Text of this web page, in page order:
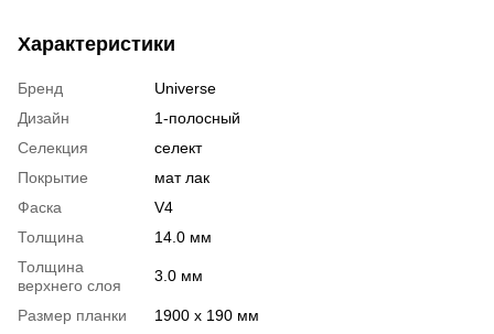
Характеристики
Бренд
Universe
Дизайн
1-полосный
Селекция
селект
Покрытие
мат лак
Фаска
V4
Толщина
14.0 мм
Толщина
верхнего слоя
3.0 мм
Размер планки
1900 х 190 мм